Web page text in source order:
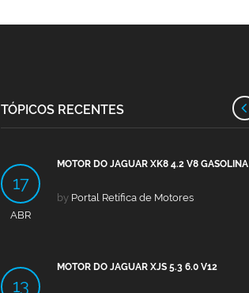
TÓPICOS RECENTES
17
ABR
MOTOR DO JAGUAR XK8 4.2 V8 GASOLINA
by Portal Retífica de Motores
13
MOTOR DO JAGUAR XJS 5.3 6.0 V12